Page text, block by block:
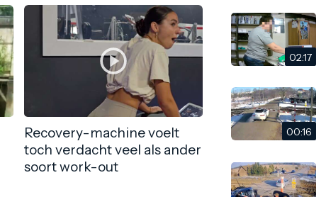
Recovery-machine voelt
toch verdacht veel als ander
soort work-out
02:17
00:16